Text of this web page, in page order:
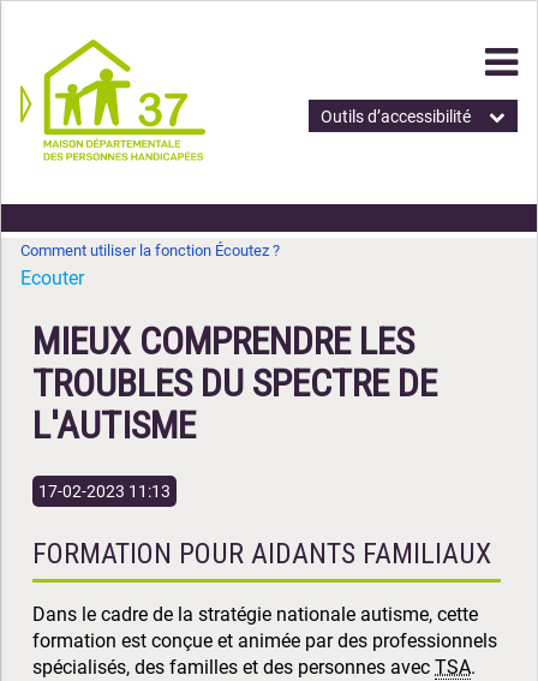
Outils d’accessibilité
Comment utiliser la fonction Écoutez ?
Ecouter
MIEUX COMPRENDRE LES
TROUBLES DU SPECTRE DE
L'AUTISME
17-02-2023 11:13
FORMATION POUR AIDANTS FAMILIAUX
Dans le cadre de la stratégie nationale autisme, cette
formation est conçue et animée par des professionnels
spécialisés, des familles et des personnes avec TSA.